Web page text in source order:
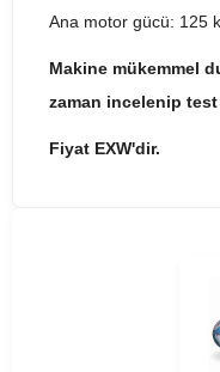
Ana motor gücü: 125
Makine mükemmel
zaman incelenip
Fiyat EXW'dir.